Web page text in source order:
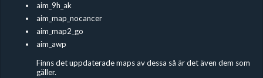
aim_9h_ak
aim_map_nocancer
aim_map2_go
aim_awp
Finns det uppdaterade maps av dessa så är det även dem som
gäller.